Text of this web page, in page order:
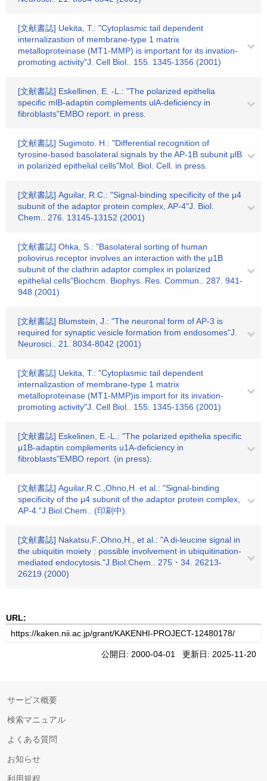
[文献書誌] Uekita, T.: "Cytoplasmic tail dependent
internalizastion of membrane-type 1 matrix
metalloproteinase (MT1-MMP) is important for its invation-
promoting activity"J. Cell Biol.. 155. 1345-1356 (2001)
[文献書誌] Eskellinen, E. -L.: "The polarized epithelia
specific mlB-adaptin complements ulA-deficiency in
fibroblasts"EMBO report. in press.
[文献書誌] Sugimoto. H.: "Differential recognition of
tyrosine-based basolateral signals by the AP-1B subunit μlB
in polarized epithelial cells"Mol. Biol. Cell. in press.
[文献書誌] Aguilar, R.C.: "Signal-binding specificity of the μ4
subunit of the adaptor protein complex, AP-4"J. Biol.
Chem.. 276. 13145-13152 (2001)
[文献書誌] Ohka, S.: "Basolateral sorting of human
poliovirus receptor involves an interaction with the μ1B
subunit of the clathrin adaptor complex in polarized
epithelial cells"Biochcm. Biophys. Res. Commun.. 287. 941-
948 (2001)
[文献書誌] Blumstein, J.: "The neuronal form of AP-3 is
required for synaptic vesicle formation from endosomes"J.
Neurosci.. 21. 8034-8042 (2001)
[文献書誌] Uekita, T.: "Cytoplasmic tail dependent
internalizastion of membrane-type 1 matrix
metalloproteinase (MT1-MMP)is import for its invation-
promoting activity"J. Cell Biol.. 155. 1345-1356 (2001)
[文献書誌] Eskelinen, E.-L.: "The polarized epithelia specific
μ1B-adaptin complements u1A-deficiency in
fibroblasts"EMBO report. (in press).
[文献書誌] Aguilar,R.C.,Ohno,H. et al.: "Signal-binding
specificity of the μ4 subunit of the adaptor protein complex,
AP-4."J.Biol.Chem.. (印刷中).
[文献書誌] Nakatsu,F.,Ohno,H., et al.: "A di-leucine signal in
the ubiquitin moiety : possible involvement in ubiquitination-
mediated endocytosis."J.Biol.Chem.. 275・34. 26213-
26219 (2000)
URL:
公開日: 2000-04-01 更新日: 2025-11-20
サービス概要
検索マニュアル
よくある質問
お知らせ
利用規程